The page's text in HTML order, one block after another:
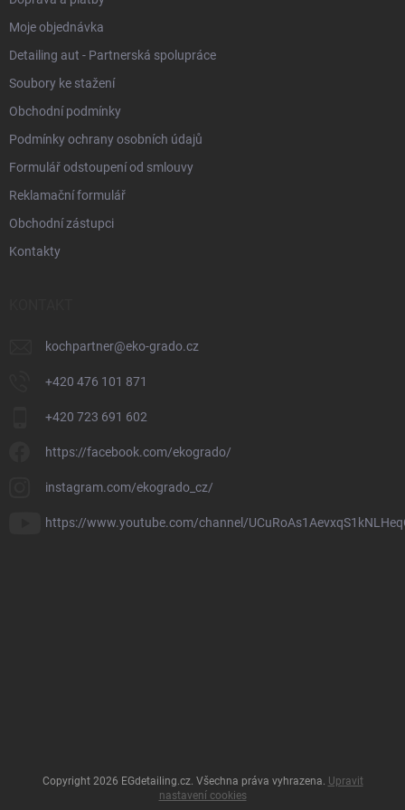
Moje objednávka
Detailing aut - Partnerská spolupráce
Soubory ke stažení
Obchodní podmínky
Podmínky ochrany osobních údajů
Formulář odstoupení od smlouvy
Reklamační formulář
Obchodní zástupci
Kontakty
kochpartner@eko-grado.cz
+420 476 101 871
+420 723 691 602
https://facebook.com/ekogrado/
instagram.com/ekogrado_cz/
https://www.youtube.com/channel/
Copyright 2026 EGdetailing.cz. Všechna práva vyhrazena. Upravit
nastavení cookies